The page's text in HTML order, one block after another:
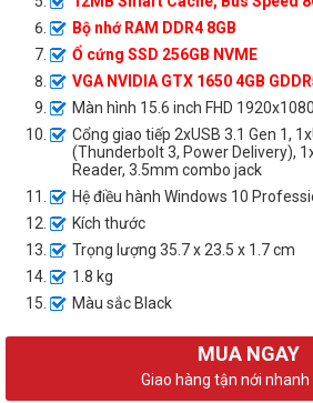
Bộ nhớ RAM DDR4 8GB
Ổ cứng SSD 256GB NVME
VGA NVIDIA GTX 1650 4GB
Màn hình 15.6 inch FHD
Cổng giao tiếp 2xUSB 3.1 Gen 1,
(Thunderbolt 3, Power Delivery),
Reader, 3.5mm combo jack
Hệ điều hành Windows 10
Kích thước
Trọng lượng 35.7 x 23.5 x 1.7 cm
1.8 kg
Màu sắc Black
MUA NGAY
Giao hàng tận nới nhanh